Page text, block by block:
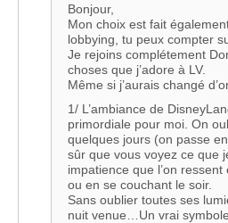
Bonjour,
Mon choix est fait
lobbying, tu peux compter
Je rejoins complétement
choses que j’adore à LV.
Même si j’aurais changé
1/ L’ambiance de
primordiale pour moi. On
quelques jours (on passe
sûr que vous voyez ce que
impatience que l’on
ou en se couchant le soir.
Sans oublier toutes ses
nuit venue…Un vrai symbole.